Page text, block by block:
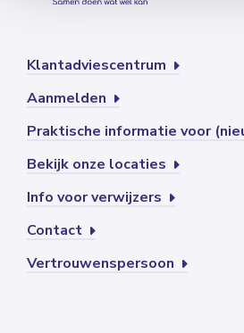
Klantadviescentrum
Aanmelden
Praktische informatie voor
Bekijk onze locaties
Info voor verwijzers
Contact
Vertrouwenspersoon